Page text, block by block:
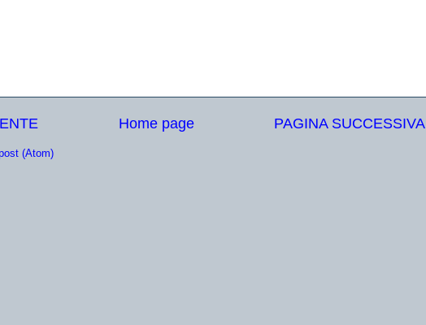
PAGINA SUCCESSIVA
Home page
(Atom)